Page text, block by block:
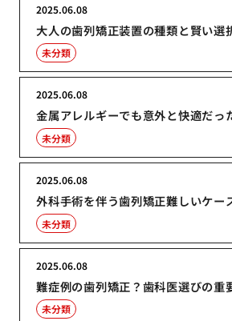
大人の歯列矯正装置の種類と賢い選
2025.06.08
未分類
金属アレルギーでも意外と快適だっ
2025.06.08
未分類
外科手術を伴う歯列矯正難しいケー
2025.06.08
未分類
難症例の歯列矯正？歯科医選びの重
2025.06.08
未分類